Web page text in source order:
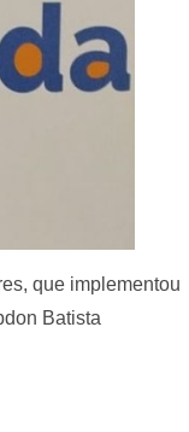
que implementou
Batista